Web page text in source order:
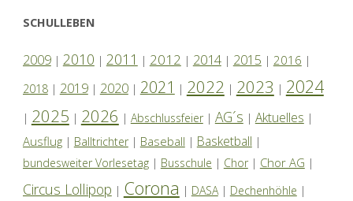
SCHULLEBEN
2009| 2010 | 2011 | 2012 | 2014| 2015 | 2016 |
2018| 2019| 2020| 2021 | 2022 | 2023 | 2024
| 2025 | 2026 | Abschlussfeier| AG´s | Aktuelles |
Ausflug| Balltrichter| Baseball | Basketball |
bundesweiter Vorlesetag| Busschule | Chor| Chor AG |
Circus Lollipop | Corona | DASA| Dechenhöhle |